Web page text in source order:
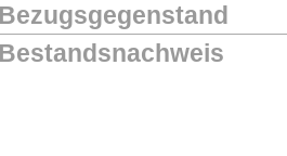
Bezugsgegenstand
Bestandsnachweis